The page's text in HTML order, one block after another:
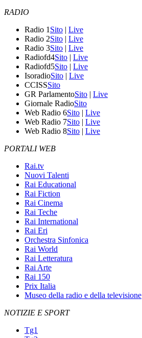
RADIO
Radio 1 Sito | Live
Radio 2Sito | Live
Radio 3Sito | Live
Radiofd4Sito | Live
Radiofd5Sito | Live
IsoradioSito | Live
CCISSSito
GR ParlamentoSito | Live
Giornale RadioSito
Web Radio 6Sito | Live
Web Radio 7Sito | Live
Web Radio 8Sito | Live
PORTALI WEB
Rai.tv
Nuovi Talenti
Rai Educational
Rai Fiction
Rai Cinema
Rai Teche
Rai International
Rai Eri
Orchestra Sinfonica
Rai World
Rai Letteratura
Rai Arte
Rai 150
Prix Italia
Museo della radio e della televisione
NOTIZIE E SPORT
Tg1